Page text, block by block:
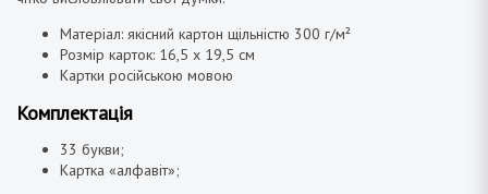
Матеріал: якісний картон щільністю 300 г/м²
Розмір карток: 16,5 х 19,5 см
Картки російською мовою
Комплектація
33 букви;
Картка «алфавіт»;